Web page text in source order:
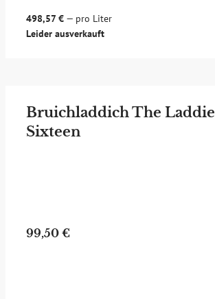
498,57 € — pro Liter
Leider ausverkauft
Bruichladdich The Laddie
Sixteen
99,50 €